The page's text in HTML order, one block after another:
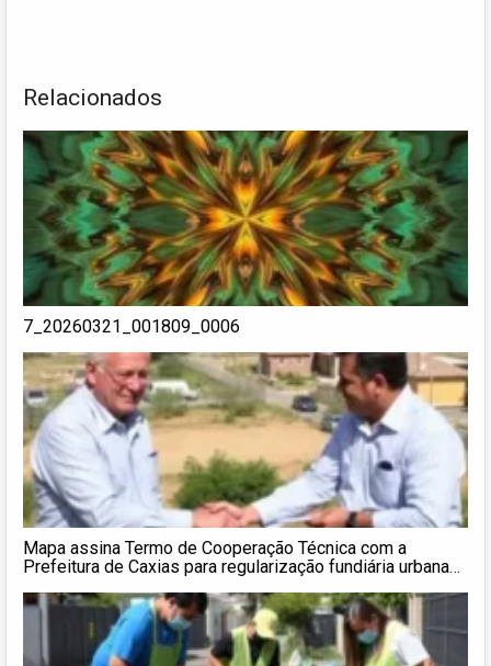
Relacionados
7_20260321_001809_0006
Mapa assina Termo de Cooperação Técnica com a
Prefeitura de Caxias para regularização fundiária urbana